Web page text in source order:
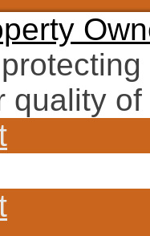
quality of